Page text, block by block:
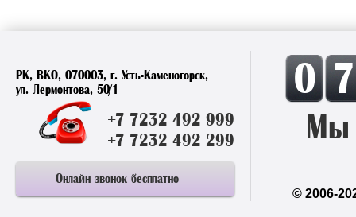
РК, ВКО, 070003, г. Усть-Каменогорск,
ул. Лермонтова, 50/1
+7 7232 492 999
+7 7232 492 299
Онлайн звонок бесплатно
Мы
© 2006-